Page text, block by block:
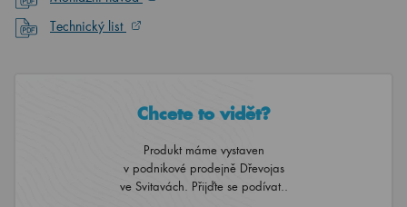
Technický list
Chcete to vidět?
Produkt máme vystaven
v podnikové prodejně Dřevojas
ve Svitavách. Přijďte se podívat..